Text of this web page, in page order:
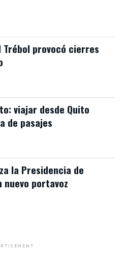
provocó cierres
viajar desde Quito
de pasajes
la Presidencia de
nuevo portavoz